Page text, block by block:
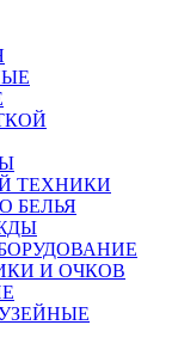
ТЕХНИКИ
БЕЛЬЯ
И ОЧКОВ